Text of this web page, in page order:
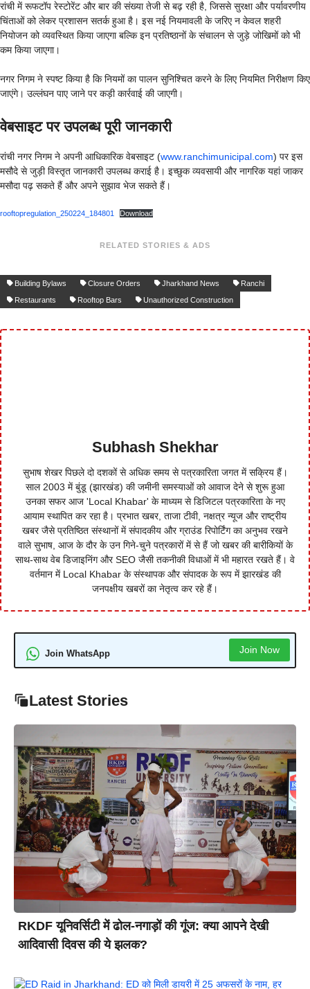
रांची में रूफटॉप रेस्टोरेंट और बार की संख्या तेजी से बढ़ रही है, जिससे सुरक्षा और पर्यावरणीय
चिंताओं को लेकर प्रशासन सतर्क हुआ है। इस नई नियमावली के जरिए न केवल शहरी
नियोजन को व्यवस्थित किया जाएगा बल्कि इन प्रतिष्ठानों के संचालन से जुड़े जोखिमों को भी
कम किया जाएगा।
नगर निगम ने स्पष्ट किया है कि नियमों का पालन सुनिश्चित करने के लिए नियमित निरीक्षण किए
जाएंगे। उल्लंघन पाए जाने पर कड़ी कार्रवाई की जाएगी।
वेबसाइट पर उपलब्ध पूरी जानकारी
रांची नगर निगम ने अपनी आधिकारिक वेबसाइट (www.ranchimunicipal.com) पर इस
मसौदे से जुड़ी विस्तृत जानकारी उपलब्ध कराई है। इच्छुक व्यवसायी और नागरिक यहां जाकर
मसौदा पढ़ सकते हैं और अपने सुझाव भेज सकते हैं।
rooftopregulation_250224_184801 Download
RELATED STORIES & ADS
Building Bylaws Closure Orders Jharkhand News
Ranchi
Restaurants
Rooftop Bars Unauthorized Construction
Subhash Shekhar
सुभाष शेखर पिछले दो दशकों से अधिक समय से पत्रकारिता जगत में सक्रिय हैं।
साल 2003 में बुंडू (झारखंड) की जमीनी समस्याओं को आवाज देने से शुरू हुआ
उनका सफर आज 'Local Khabar' के माध्यम से डिजिटल पत्रकारिता के नए
आयाम स्थापित कर रहा है। प्रभात खबर, ताजा टीवी, नक्षत्र न्यूज और राष्ट्रीय
खबर जैसे प्रतिष्ठित संस्थानों में संपादकीय और ग्राउंड रिपोर्टिंग का अनुभव रखने
वाले सुभाष, आज के दौर के उन गिने-चुने पत्रकारों में से हैं जो खबर की बारीकियों के
साथ-साथ वेब डिजाइनिंग और SEO जैसी तकनीकी विधाओं में भी महारत रखते हैं। वे
वर्तमान में Local Khabar के संस्थापक और संपादक के रूप में झारखंड की
जनपक्षीय खबरों का नेतृत्व कर रहे हैं।
Join WhatsApp Join Now
Latest Stories
RKDF यूनिवर्सिटी में ढोल-नगाड़ों की गूंज: क्या आपने देखी
आदिवासी दिवस की ये झलक?